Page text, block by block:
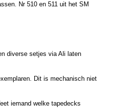
Nr 510 en 511 uit het SM
diverse setjes via Ali laten
Dit is mechanisch niet
iemand welke tapedecks